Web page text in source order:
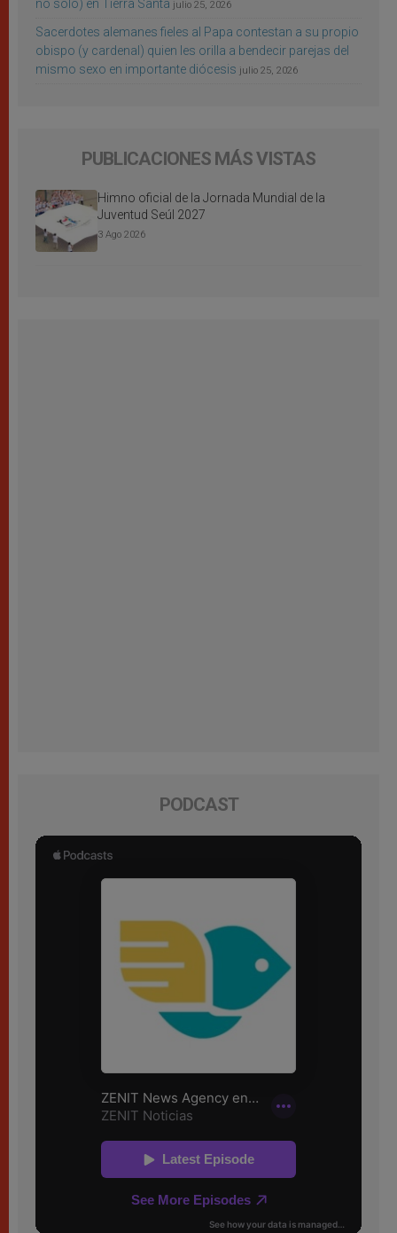
no sólo) en Tierra Santa julio 25, 2026
Sacerdotes alemanes fieles al Papa contestan a su propio
obispo (y cardenal) quien les orilla a bendecir parejas del
mismo sexo en importante diócesis julio 25, 2026
PUBLICACIONES MÁS VISTAS
Himno oficial de la Jornada Mundial de la
Juventud Seúl 2027
3 Ago 2026
PODCAST